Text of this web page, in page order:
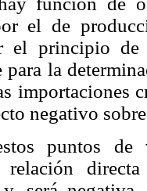
el de
el principio de
para la
importaciones
negativo
puntos de
relación